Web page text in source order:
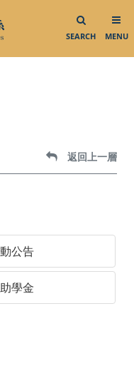
SEARCH MENU
返回上一層
公告
學金